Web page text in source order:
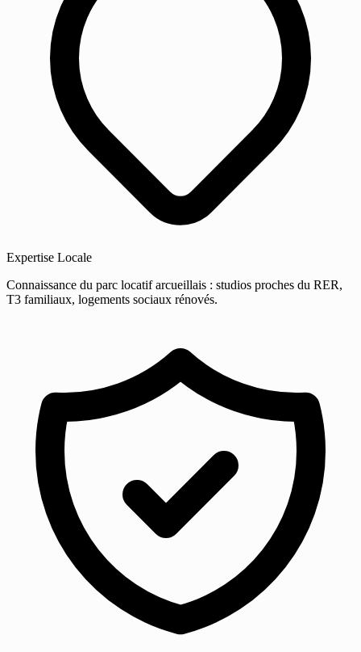
Expertise Locale
Connaissance du parc locatif arcueillais : studios proches du RER,
T3 familiaux, logements sociaux rénovés.